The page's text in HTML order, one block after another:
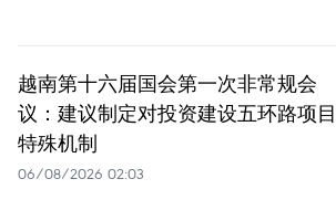
越南第十六届国会第一次非常规会
议：建议制定对投资建设五环路项目
特殊机制
06/08/2026 02:03